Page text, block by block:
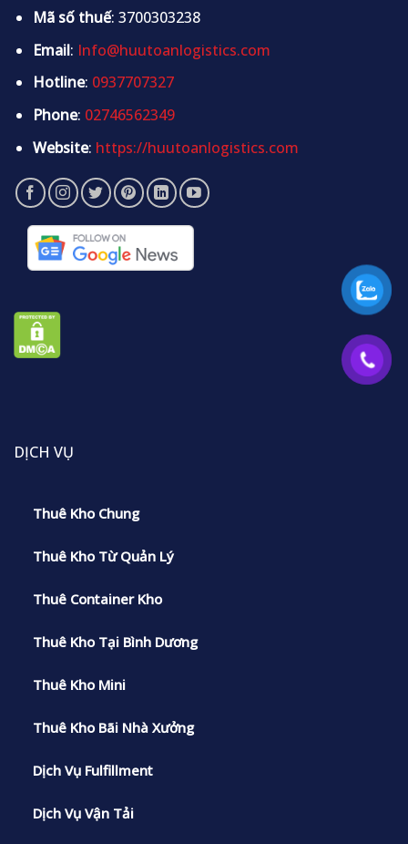
Mã số thuế: 3700303238
Email: Info@huutoanlogistics.com
Hotline: 0937707327
Phone: 02746562349
Website: https://huutoanlogistics.com
DỊCH VỤ
Thuê Kho Chung
Thuê Kho Từ Quản Lý
Thuê Container Kho
Thuê Kho Tại Bình Dương
Thuê Kho Mini
Thuê Kho Bãi Nhà Xưởng
Dịch Vụ Fulfillment
Dịch Vụ Vận Tải